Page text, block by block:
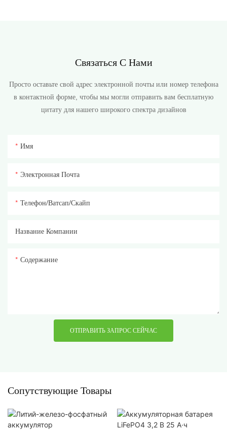
Связаться С Нами
Просто оставьте свой адрес электронной почты или номер телефона
в контактной форме, чтобы мы могли отправить вам бесплатную
цитату для нашего широкого спектра дизайнов
Имя
Электронная Почта
Телефон/ватсап/скайп
Название Компании
Содержание
ОТПРАВИТЬ ЗАПРОС СЕЙЧАС
Сопутствующие Товары